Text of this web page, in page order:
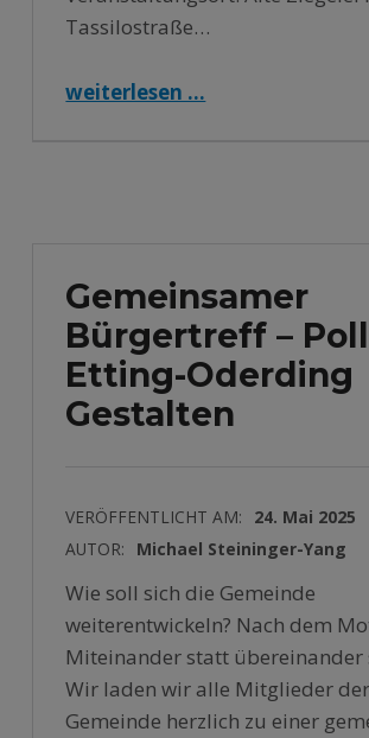
Tassilostraße…
“2. Gemeinsamer Bürgertreff – Polling-Etting-Oderding Gestalten am 18.07.2025 19:30 Uhr”
weiterlesen …
Gemeinsamer
Bürgertreff –
Etting-Oderding
Gestalten
VERÖFFENTLICHT AM:
24. Mai 2025
AUTOR:
Michael Steininger-Yang
Wie soll sich die Gemeinde
weiterentwickeln? Nach dem
Miteinander statt übereinander
Wir laden wir alle Mitglieder der
Gemeinde herzlich zu einer